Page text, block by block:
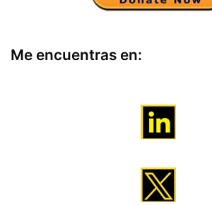
Me encuentras en: